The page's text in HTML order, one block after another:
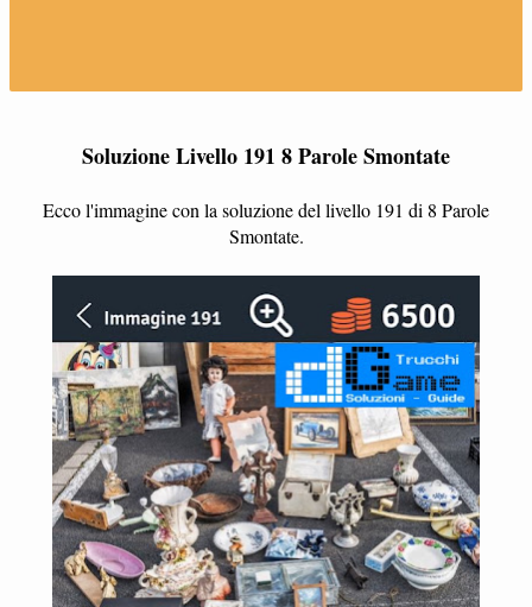
Soluzione Livello 191 8 Parole Smontate
Ecco l'immagine con la soluzione del livello 191 di 8 Parole
Smontate.